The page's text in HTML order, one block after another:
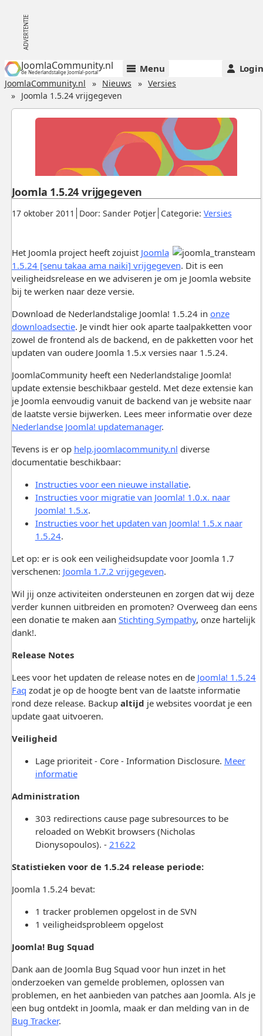
JoomlaCommunity.nl
de Nederlandstalige Joomla!-portal Menu Login
JoomlaCommunity.nl Nieuws
Versies
Joomla 1.5.24 vrijgegeven
Gepubliceerd:
17 oktober 2011 Door: Sander Potjer. Categorie: Versies.
Joomla 1.5.24 vrijgegeven
Het Joomla project heeft zojuist Joomla
1.5.24 [senu takaa ama naiki] vrijgegeven. Dit is een
veiligheidsrelease en we adviseren je om je Joomla website
bij te werken naar deze versie.
Download de Nederlandstalige Joomla! 1.5.24 in onze
downloadsectie. Je vindt hier ook aparte taalpakketten voor
zowel de frontend als de backend, en de pakketten voor het
updaten van oudere Joomla 1.5.x versies naar 1.5.24.
JoomlaCommunity heeft een Nederlandstalige Joomla!
update extensie beschikbaar gesteld. Met deze extensie kan
je Joomla eenvoudig vanuit de backend van je website naar
de laatste versie bijwerken. Lees meer informatie over deze
Nederlandse Joomla! updatemanager.
Tevens is er op help.joomlacommunity.nl diverse
documentatie beschikbaar:
Instructies voor een nieuwe installatie.
Instructies voor migratie van Joomla! 1.0.x. naar
Joomla! 1.5.x.
Instructies voor het updaten van Joomla! 1.5.x naar
1.5.24.
Let op: er is ook een veiligheidsupdate voor Joomla 1.7
verschenen: Joomla 1.7.2 vrijgegeven.
Wil jij onze activiteiten ondersteunen en zorgen dat wij deze
verder kunnen uitbreiden en promoten? Overweeg dan eens
een donatie te maken aan Stichting Sympathy, onze hartelijk
dank!.
Release Notes
Lees voor het updaten de release notes en de Joomla! 1.5.24
Faq zodat je op de hoogte bent van de laatste informatie
rond deze release. Backup altijd je websites voordat je een
update gaat uitvoeren.
Veiligheid
Lage prioriteit - Core - Information Disclosure. Meer
informatie
Administration
303 redirections cause page subresources to be
reloaded on WebKit browsers (Nicholas
Dionysopoulos). - 21622
Statistieken voor de 1.5.24 release periode:
Joomla 1.5.24 bevat:
1 tracker problemen opgelost in de SVN
1 veiligheidsprobleem opgelost
Joomla! Bug Squad
Dank aan de Joomla Bug Squad voor hun inzet in het
onderzoeken van gemelde problemen, oplossen van
problemen, en het aanbieden van patches aan Joomla. Als je
een bug ontdekt in Joomla, maak er dan melding van in de
Bug Tracker.